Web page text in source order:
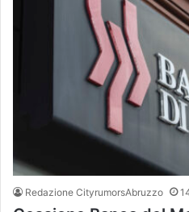
Redazione CityrumorsAbruzzo